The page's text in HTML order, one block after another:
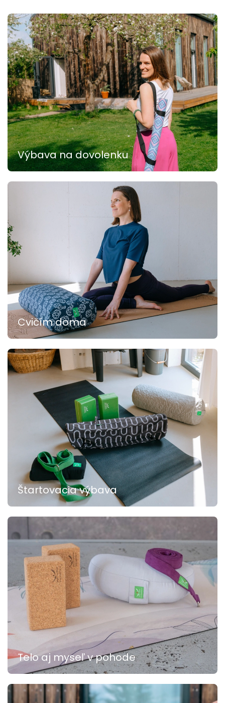
Výbava na dovolenku
Cvičím doma
Štartovacia výbava
Telo aj myseľ v pohode